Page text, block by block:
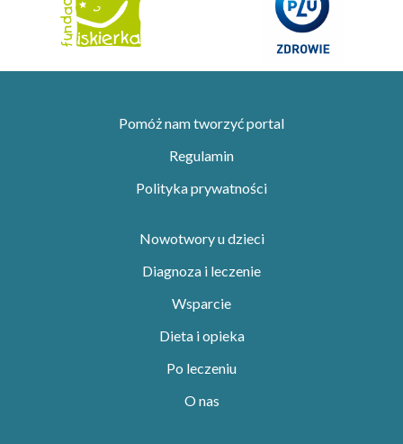
Pomóż nam tworzyć portal
Regulamin
Polityka prywatności
Nowotwory u dzieci
Diagnoza i leczenie
Wsparcie
Dieta i opieka
Po leczeniu
O nas